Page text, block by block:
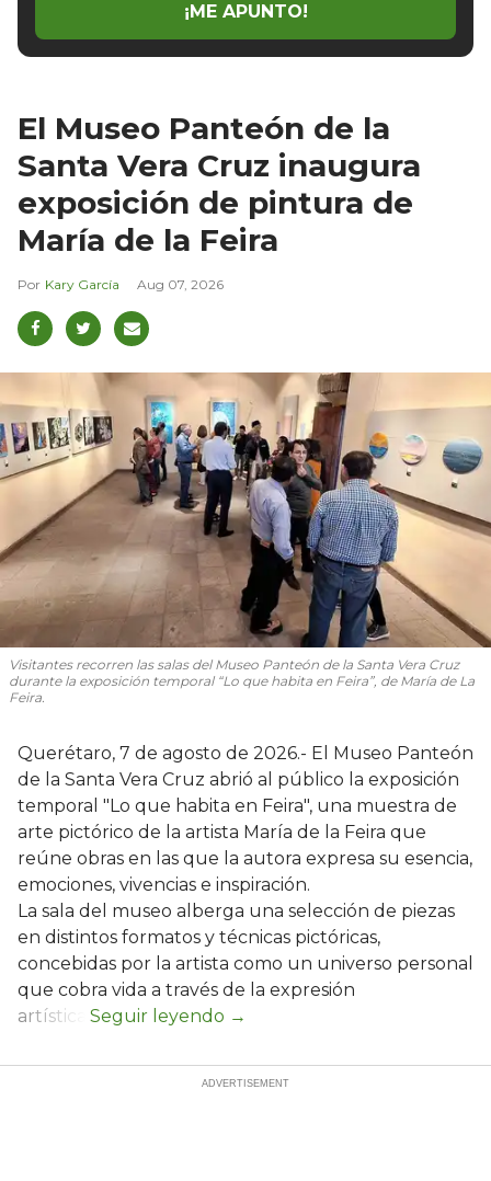
¡ME APUNTO!
El Museo Panteón de la
Santa Vera Cruz inaugura
exposición de pintura de
María de la Feira
Kary García Aug 07, 2026
Visitantes recorren las salas del Museo Panteón de la Santa Vera Cruz
durante la exposición temporal “Lo que habita en Feira”, de María de La
Feira.
Querétaro, 7 de agosto de 2026.- El Museo Panteón
de la Santa Vera Cruz abrió al público la exposición
temporal "Lo que habita en Feira", una muestra de
arte pictórico de la artista María de la Feira que
reúne obras en las que la autora expresa su esencia,
emociones, vivencias e inspiración.
La sala del museo alberga una selección de piezas
en distintos formatos y técnicas pictóricas,
concebidas por la artista como un universo personal
que cobra vida a través de la expresión
artística.